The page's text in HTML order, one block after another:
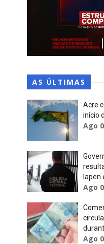
AS ÚLTIMAS
Acre
início
Ago
Iapen
Ago
Ago